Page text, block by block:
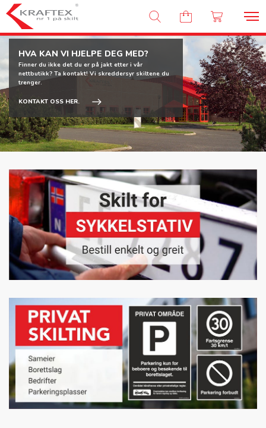
Kraftex - nr 1 på skilt
HVA KAN VI HJELPE DEG MED?
Finner du ikke det du er på jakt etter i vår
nettbutikk? Ta kontakt! Vi skreddersyr skiltene du
trenger.
KONTAKT OSS HER.